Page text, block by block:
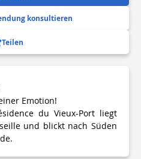
konsultieren
Teilen
Emotion!
du Vieux-Port liegt
und blickt nach Süden